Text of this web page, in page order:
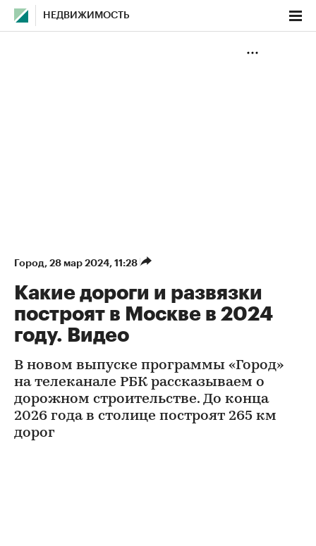
НЕДВИЖИМОСТЬ
Город⁠, 28 мар 2024, 11:28
Какие дороги и развязки
построят в Москве в 2024
году. Видео
В новом выпуске программы «Город»
на телеканале РБК рассказываем о
дорожном строительстве. До конца
2026 года в столице построят 265 км
дорог